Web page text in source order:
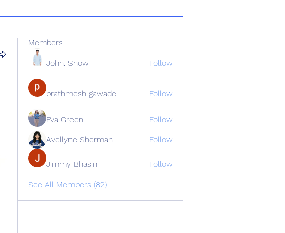
Members
John. Snow. Follow
prathmesh gawade Follow
Eva Green Follow
Avellyne Sherman Follow
Jimmy Bhasin Follow
See All Members (82)